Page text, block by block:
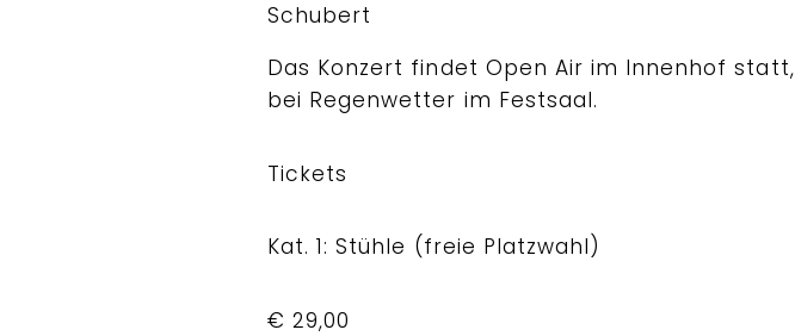
Schubert
Das Konzert findet Open Air im Innenhof statt,
bei Regenwetter im Festsaal.
Tickets
Kat. 1: Stühle (freie Platzwahl)
€ 29,00